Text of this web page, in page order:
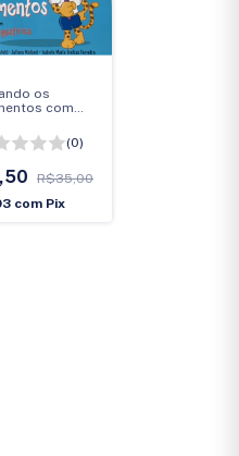
os
com
(0)
R$35,00
com Pix